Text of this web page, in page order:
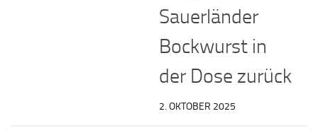
Sauerländer
Bockwurst in
der Dose zurück
2. OKTOBER 2025